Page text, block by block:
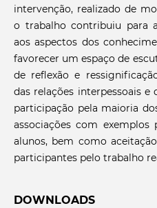
intervenção, realizado de
o trabalho contribuiu para
aos aspectos dos
favorecer um espaço de
de reflexão e
das relações interpessoais e
participação pela maioria
associações com exemplos
alunos, bem como
participantes pelo trabalho
DOWNLOADS